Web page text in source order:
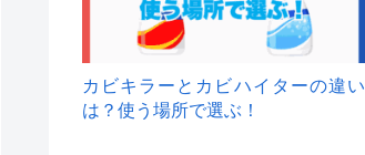
カビキラーとカビハイターの違い
は？使う場所で選ぶ！